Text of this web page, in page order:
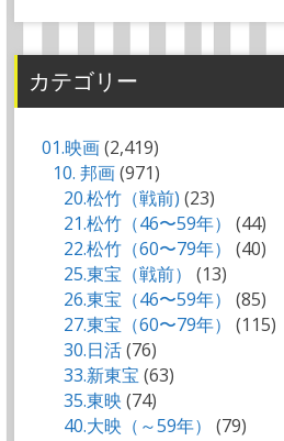
カテゴリー
01.映画(2,419)
10. 邦画(971)
20.松竹（戦前) (23)
21.松竹（46〜59年）
(44)
22.松竹（60〜79年）
(40)
25.東宝（戦前）
(13)
26.東宝（46〜59年）
(85)
27.東宝（60〜79年）
(115)
30.日活(76)
33.新東宝 (63)
35.東映 (74)
40.大映（～59年）
(79)